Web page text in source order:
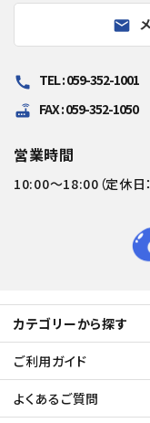
mail
call TEL : 059-352-1001
router FAX : 059-352-1050
営業時間
10:00～18:00（定休日
カテゴリーから探す
ご利用ガイド
よくあるご質問